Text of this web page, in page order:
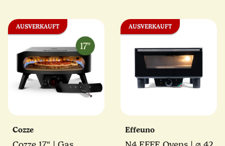
AUSVERKAUFT
Cozze
AUSVERKAUFT
Effeuno